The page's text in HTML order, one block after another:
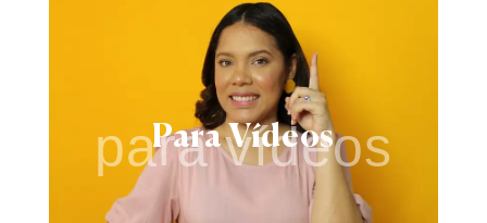
Para Vídeos
para vídeos